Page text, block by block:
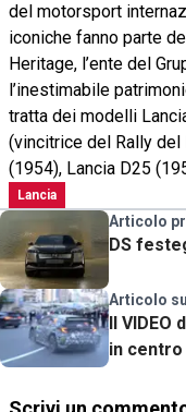
del motorsport
iconiche fanno parte
Heritage, l’ente del
l’inestimabile
tratta dei modelli
(vincitrice del Rally del
(1954), Lancia D25
Lancia
Articolo
DS
Articolo
Il
in centro